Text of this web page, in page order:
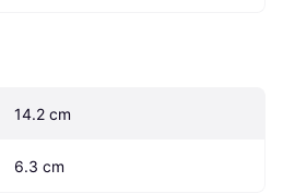
14.2 cm
6.3 cm